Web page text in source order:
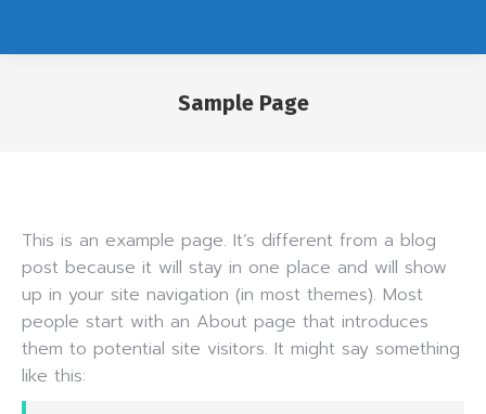
Sample Page
This is an example page. It’s different from a blog
post because it will stay in one place and will show
up in your site navigation (in most themes). Most
people start with an About page that introduces
them to potential site visitors. It might say something
like this: